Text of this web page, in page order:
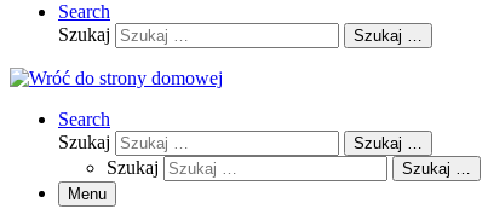
Search
Szukaj
Szukaj …
Search
Szukaj
Szukaj …
Szukaj
Szukaj …
Menu